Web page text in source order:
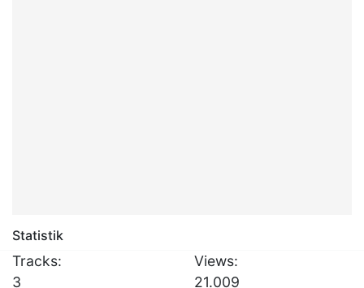
Statistik
Tracks:
3
Views:
21.009